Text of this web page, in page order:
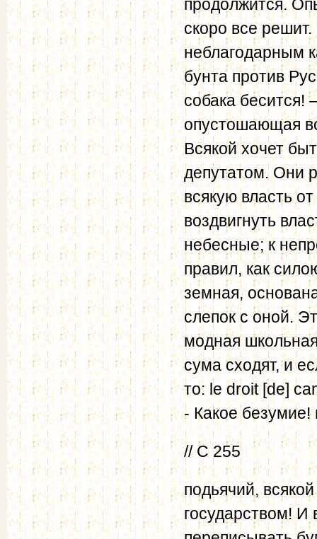
продолжится.
скоро все
неблагодарным
бунта против
собака бесится!
опустошающая
Всякой хочет
депутатом. Они
всякую власть
воздвигнуть
небесные; к
правил, как
земная,
слепок с оной.
модная
сума сходят, и
то: le droit [de]
- Какое безумие!
// С 255
подьячий,
государством! И